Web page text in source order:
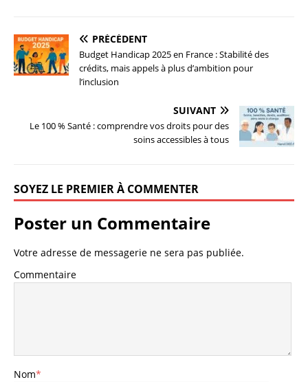
PRÉCÉDENT
Budget Handicap 2025 en France : Stabilité des
crédits, mais appels à plus d’ambition pour
l’inclusion
SUIVANT
Le 100 % Santé : comprendre vos droits pour des
soins accessibles à tous
SOYEZ LE PREMIER À COMMENTER
Poster un Commentaire
Votre adresse de messagerie ne sera pas publiée.
Commentaire
Nom*